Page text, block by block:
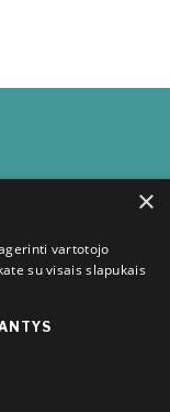
×
vartotojo
su visais slapukais